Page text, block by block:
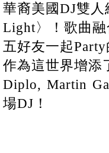
華裔美國DJ雙
Light〉！歌曲
五好友一起
作為這世界增添
Diplo, Martin
場DJ！